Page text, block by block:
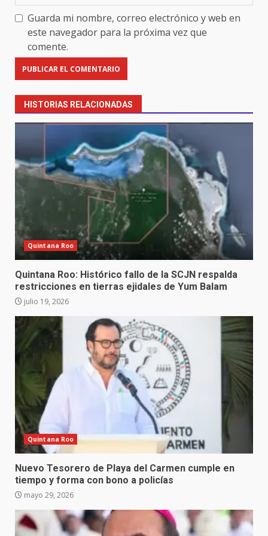
Guarda mi nombre, correo electrónico y web en
este navegador para la próxima vez que
comente.
HISTORIAS RELACIONADAS
Quintana Roo
Quintana Roo: Histórico fallo de la SCJN respalda
restricciones en tierras ejidales de Yum Balam
julio 19, 2026
Quintana Roo
Nuevo Tesorero de Playa del Carmen cumple en
tiempo y forma con bono a policías
mayo 29, 2026